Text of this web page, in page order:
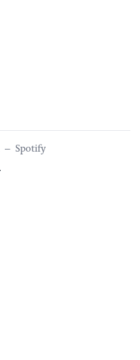
– Spotify